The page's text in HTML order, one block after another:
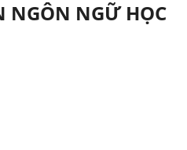
NGÔN NGỮ HỌC